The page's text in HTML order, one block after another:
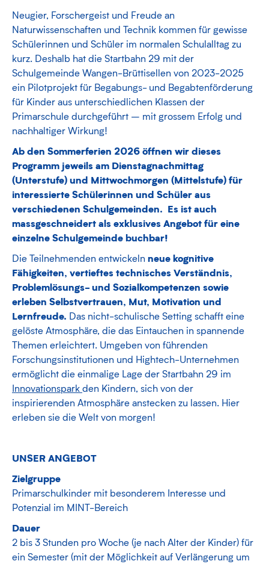
Neugier, Forschergeist und Freude an
Naturwissenschaften und Technik kommen für gewisse
Schülerinnen und Schüler im normalen Schulalltag zu
kurz. Deshalb hat die Startbahn 29 mit der
Schulgemeinde Wangen-Brüttisellen von 2023-2025
ein Pilotprojekt für Begabungs- und Begabtenförderung
für Kinder aus unterschiedlichen Klassen der
Primarschule durchgeführt – mit grossem Erfolg und
nachhaltiger Wirkung!
Ab den Sommerferien 2026 öffnen wir dieses
Programm jeweils am Dienstagnachmittag
(Unterstufe) und Mittwochmorgen (Mittelstufe) für
interessierte Schülerinnen und Schüler aus
verschiedenen Schulgemeinden. Es ist auch
massgeschneidert als exklusives Angebot für eine
einzelne Schulgemeinde buchbar!
Die Teilnehmenden entwickeln neue kognitive
Fähigkeiten, vertieftes technisches Verständnis,
Problemlösungs- und Sozialkompetenzen sowie
erleben Selbstvertrauen, Mut, Motivation und
Lernfreude. Das nicht-schulische Setting schafft eine
gelöste Atmosphäre, die das Eintauchen in spannende
Themen erleichtert. Umgeben von führenden
Forschungsinstitutionen und Hightech-Unternehmen
ermöglicht die einmalige Lage der Startbahn 29 im
Innovationsparkden Kindern, sich von der
inspirierenden Atmosphäre anstecken zu lassen. Hier
erleben sie die Welt von morgen!
UNSER ANGEBOT
Zielgruppe
Primarschulkinder mit besonderem Interesse und
Potenzial im MINT-Bereich
Dauer
2 bis 3 Stunden pro Woche (je nach Alter der Kinder) für
ein Semester (mit der Möglichkeit auf Verlängerung um